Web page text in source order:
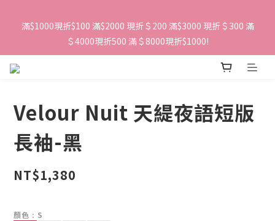
滿$1000現折$100 滿$2000 現折＄200 滿$3000 現折＄300 滿
＄4000現折500 滿＄8000現折$1000!
Velour Nuit 天緹夜語短版
長袖-黑
NT$1,380
顏色 : S